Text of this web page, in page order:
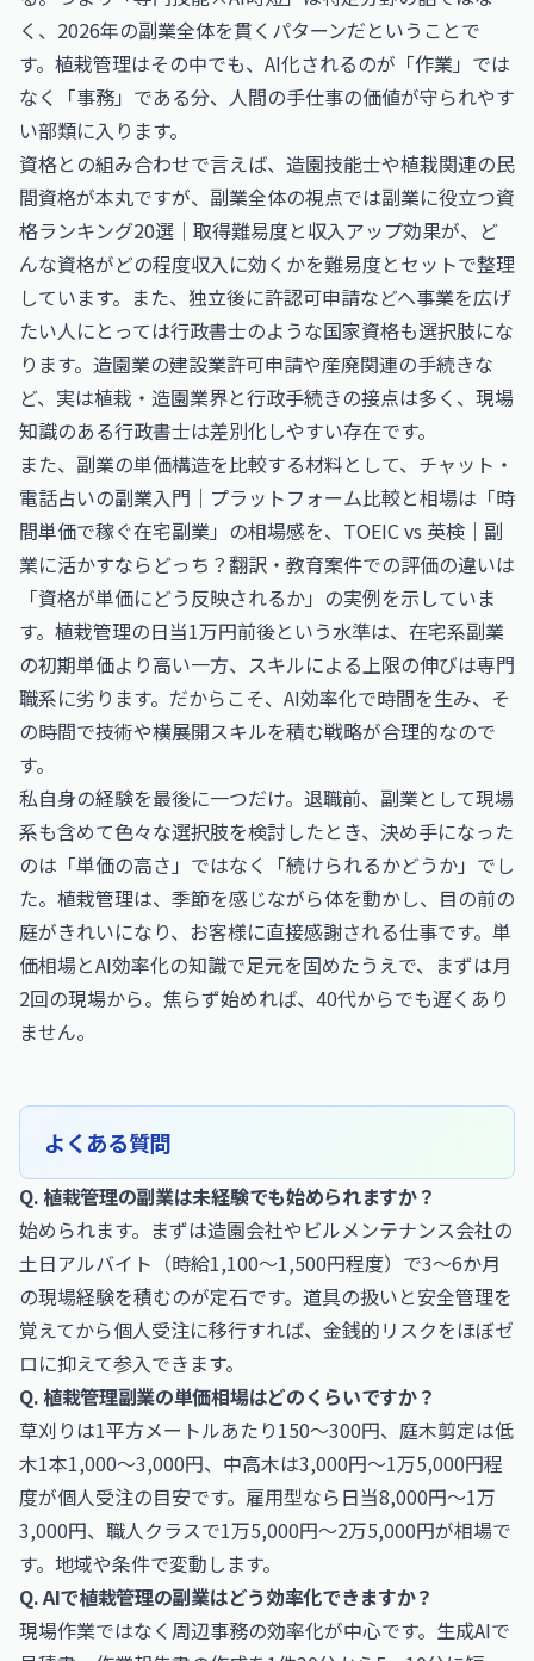
く、2026年の副業全体を貫くパターンだということで
す。植栽管理はその中でも、AI化されるのが「作業」では
なく「事務」である分、人間の手仕事の価値が守られやす
い部類に入ります。
資格との組み合わせで言えば、造園技能士や植栽関連の民
間資格が本丸ですが、副業全体の視点では副業に役立つ資
格ランキング20選｜取得難易度と収入アップ効果が、ど
んな資格がどの程度収入に効くかを難易度とセットで整理
しています。また、独立後に許認可申請などへ事業を広げ
たい人にとっては行政書士のような国家資格も選択肢にな
ります。造園業の建設業許可申請や産廃関連の手続きな
ど、実は植栽・造園業界と行政手続きの接点は多く、現場
知識のある行政書士は差別化しやすい存在です。
また、副業の単価構造を比較する材料として、 チャット・
電話占いの副業入門｜プラットフォーム比較と相場は「時
間単価で稼ぐ在宅副業」の相場感を、 TOEIC vs 英検｜副
業に活かすならどっち？翻訳・教育案件での評価の違いは
「資格が単価にどう反映されるか」の実例を示していま
す。植栽管理の日当1万円前後という水準は、在宅系副業
の初期単価より高い一方、スキルによる上限の伸びは専門
職系に劣ります。だからこそ、AI効率化で時間を生み、そ
の時間で技術や横展開スキルを積む戦略が合理的なので
す。
私自身の経験を最後に一つだけ。退職前、副業として現場
系も含めて色々な選択肢を検討したとき、決め手になった
のは「単価の高さ」ではなく「続けられるかどうか」でし
た。植栽管理は、季節を感じながら体を動かし、目の前の
庭がきれいになり、お客様に直接感謝される仕事です。単
価相場とAI効率化の知識で足元を固めたうえで、まずは月
2回の現場から。焦らず始めれば、40代からでも遅くあり
ません。
よくある質問
Q. 植栽管理の副業は未経験でも始められますか？
始められます。まずは造園会社やビルメンテナンス会社の
土日アルバイト（時給1,100〜1,500円程度）で3〜6か月
の現場経験を積むのが定石です。道具の扱いと安全管理を
覚えてから個人受注に移行すれば、金銭的リスクをほぼゼ
ロに抑えて参入できます。
Q. 植栽管理副業の単価相場はどのくらいですか？
草刈りは1平方メートルあたり150〜300円、庭木剪定は低
木1本1,000〜3,000円、中高木は3,000円〜1万5,000円程
度が個人受注の目安です。雇用型なら日当8,000円〜1万
3,000円、職人クラスで1万5,000円〜2万5,000円が相場で
す。地域や条件で変動します。
Q. AIで植栽管理の副業はどう効率化できますか？
現場作業ではなく周辺事務の効率化が中心です。生成AIで